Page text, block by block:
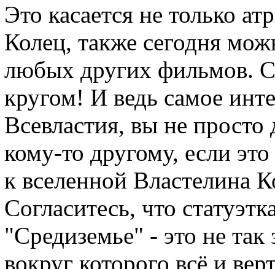
Это касается не только
Колец, также сегодня
любых других фильмов.
кругом! И ведь самое
Всевластия, вы не просто
кому-то другому, если
к вселенной Властелина
Согласитесь, что
"Средиземье" - это не так
вокруг которого всё и